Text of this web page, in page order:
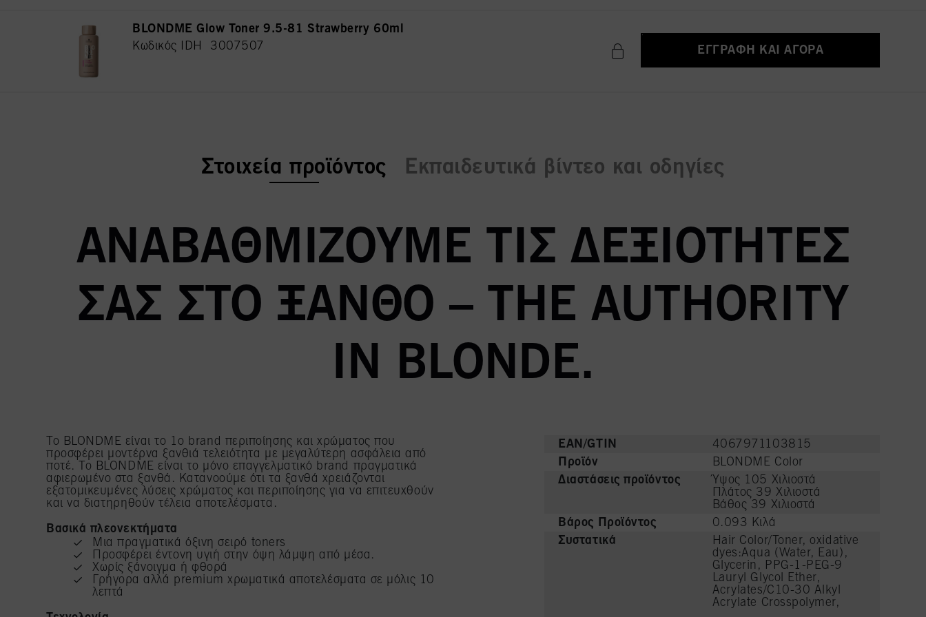
BLONDME Glow Toner 9.5-81 Strawberry 60ml
Κωδικός IDH 3007507
ΕΓΓΡΑΦΉ ΚΑΙ ΑΓΟΡΆ
current tab:
Στοιχεία προϊόντος Εκπαιδευτικά βίντεο και οδηγίες
ΑΝΑΒΑΘΜΊΖΟΥΜΕ ΤΙΣ ΔΕΞΙΌΤΗΤΈΣ
ΣΑΣ ΣΤΟ ΞΑΝΘΌ – THE AUTHORITY
IN BLONDE.
Το BLONDME είναι το 1ο brand περιποίησης και χρώματος που
προσφέρει μοντέρνα ξανθιά τελειότητα με μεγαλύτερη ασφάλεια από
ποτέ. Το BLONDME είναι το μόνο επαγγελματικό brand πραγματικά
αφιερωμένο στα ξανθά. Κατανοούμε ότι τα ξανθά χρειάζονται
εξατομικευμένες λύσεις χρώματος και περιποίησης για να επιτευχθούν
και να διατηρηθούν τέλεια αποτελέσματα.
Βασικά πλεονεκτήματα
Μια πραγματικά όξινη σειρό toners
Προσφέρει έντονη υγιή στην όψη λάμψη από μέσα.
Χωρίς ξάνοιγμα ή φθορά
Γρήγορα αλλά premium χρωματικά αποτελέσματα σε μόλις 10
λεπτά
EAN/GTIN
4067971103815
Προϊόν
BLONDME Color
Διαστάσεις προϊόντος
Ύψος 105 Χιλιοστά
Πλάτος 39 Χιλιοστά
Βάθος 39 Χιλιοστά
Βάρος Προϊόντος
0.093 Κιλά
Συστατικά
Hair Color/Toner, oxidative
dyes:Aqua (Water, Eau),
Glycerin, PPG-1-PEG-9
Lauryl Glycol Ether,
Acrylates/C10-30 Alkyl
Acrylate Crosspolymer,